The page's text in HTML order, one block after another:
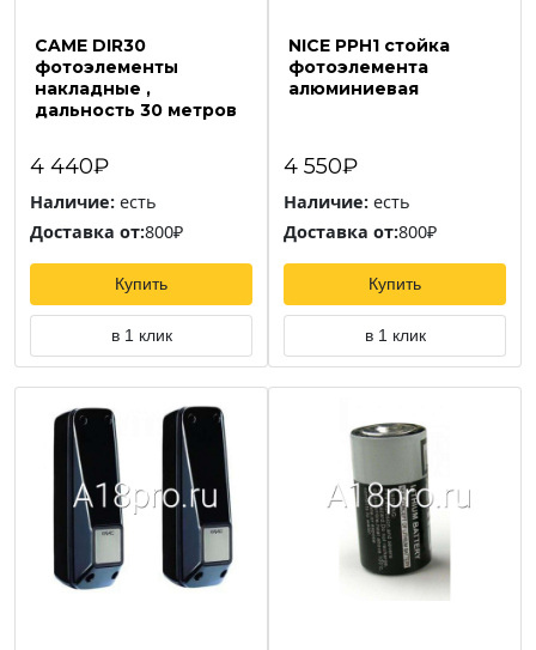
CAME DIR30
фотоэлементы
накладные ,
дальность 30 метров
4 440₽
Наличие: есть
Доставка от:800₽
Купить
в 1 клик
NICE PPH1 стойка
фотоэлемента
алюминиевая
4 550₽
Наличие: есть
Доставка от:800₽
Купить
в 1 клик